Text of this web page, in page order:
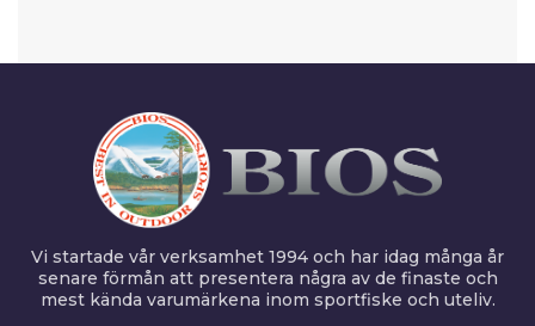
Vi startade vår verksamhet 1994 och har idag många år
senare förmån att presentera några av de finaste och
mest kända varumärkena inom sportfiske och uteliv.